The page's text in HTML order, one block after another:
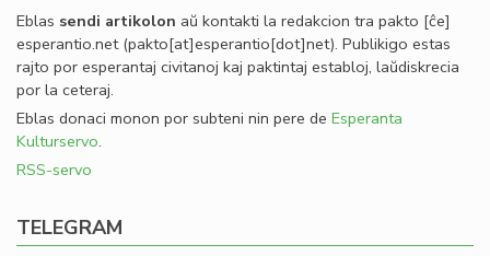
Eblas sendi artikolon aŭ kontakti la redakcion tra pakto [ĉe]
esperantio.net(pakto[at]esperantio[dot]net). Publikigo estas
rajto por esperantaj civitanoj kaj paktintaj establoj, laŭdiskrecia
por la ceteraj.
Eblas donaci monon por subteni nin pere de Esperanta
Kulturservo.
RSS-servo
TELEGRAM